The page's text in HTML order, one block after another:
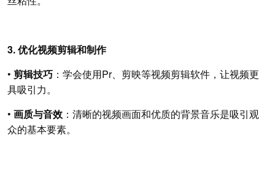
3. 优化视频剪辑和制作
• 剪辑技巧 ：学会使用Pr、剪映等视频剪辑软件，让视频更
具吸引力。
• 画质与音效 ：清晰的视频画面和优质的背景音乐是吸引观
众的基本要素。